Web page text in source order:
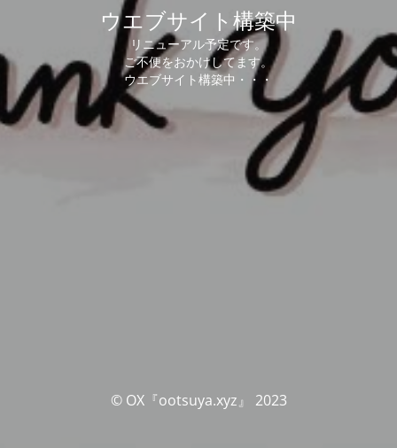
ウエブサイト構築中
リニューアル予定です。
ご不便をおかけしてます。
ウエブサイト構築中・・・
© OX『ootsuya.xyz』 2023